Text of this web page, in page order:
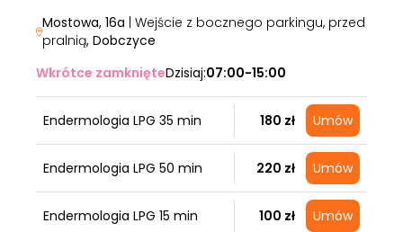
Mostowa, 16a | Wejście z bocznego parkingu, przed
pralnią, Dobczyce
Wkrótce zamknięteDzisiaj:07:00-15:00
Endermologia LPG 35 min 180 zł Umów
Endermologia LPG 50 min 220 zł Umów
Endermologia LPG 15 min 100 zł Umów